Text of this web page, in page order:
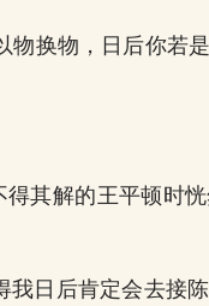
物换物，日后你若
其解的王平顿时
我日后肯定会去接